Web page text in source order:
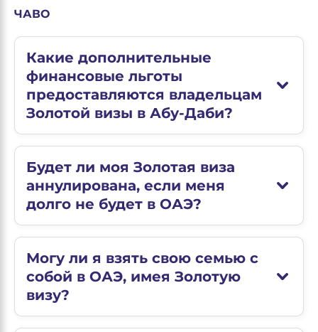
ЧАВО
Какие дополнительные
финансовые льготы
предоставляются владельцам
Золотой визы в Абу-Даби?
Будет ли моя Золотая виза
аннулирована, если меня
долго не будет в ОАЭ?
Могу ли я взять свою семью с
собой в ОАЭ, имея Золотую
визу?